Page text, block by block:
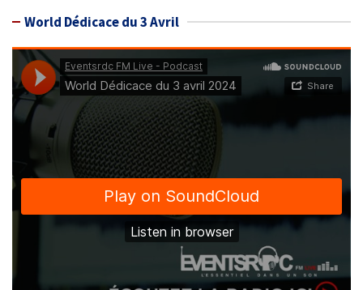
World Dédicace du 3 Avril